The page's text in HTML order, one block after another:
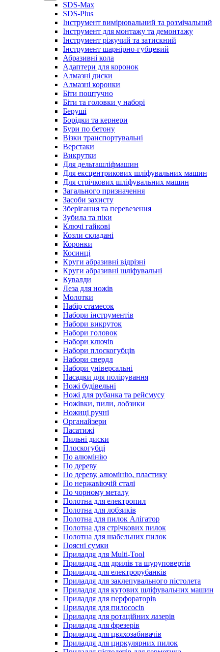
SDS-Max
SDS-Plus
Інструмент вимірювальний та розмічальний
Інструмент для монтажу та демонтажу
Інструмент ріжучий та затискний
Інструмент шарнірно-губцевий
Абразивні кола
Адаптери для коронок
Алмазні диски
Алмазні коронки
Біти поштучно
Біти та головки у наборі
Беруші
Борідки та кернери
Бури по бетону
Візки транспортувальні
Верстаки
Викрутки
Для дельташліфмашин
Для ексцентрикових шліфувальних машин
Для стрічкових шліфувальних машин
Загального призначення
Засоби захисту
Зберігання та перевезення
Зубила та піки
Ключі гайкові
Козли складані
Коронки
Косинці
Круги абразивні відрізні
Круги абразивні шліфувальні
Кувалди
Леза для ножів
Молотки
Набір стамесок
Набори інструментів
Набори викруток
Набори головок
Набори ключів
Набори плоскогубців
Набори свердл
Набори універсальні
Насадки для полірування
Ножі будівельні
Ножі для рубанка та рейсмусу
Ножівки, пили, лобзики
Ножиці ручні
Органайзери
Пасатижі
Пильні диски
Плоскогубці
По алюмінію
По дереву
По дереву, алюмінію, пластику
По нержавіючій сталі
По чорному металу
Полотна для електропил
Полотна для лобзиків
Полотна для пилок Алігатор
Полотна для стрічкових пилок
Полотна для шабельних пилок
Поясні сумки
Приладдя для Multi-Tool
Приладдя для дрилів та шуруповертів
Приладдя для електрорубанків
Приладдя для заклепувального пістолета
Приладдя для кутових шліфувальних машин
Приладдя для перфораторів
Приладдя для пилососів
Приладдя для ротаційних лазерів
Приладдя для фрезерів
Приладдя для цвяхозабивачів
Приладдя для циркулярних пилок